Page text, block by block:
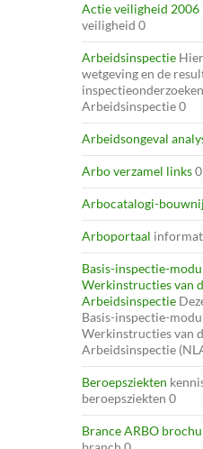
Actie veiligheid 2006
veiligheid 0
Arbeidsinspectie
wetgeving en de
Arbeidsinspectie 0
Arbeidsongeval
Arbo verzamel links0
Arbocatalogi-
Arboportaal
Basis-inspectie-
Werkinstructies van
Arbeidsinspectie
Basis-inspectie-
Werkinstructies van
Arbeidsinspectie
Beroepsziekten
beroepsziekten 0
Brance ARBO